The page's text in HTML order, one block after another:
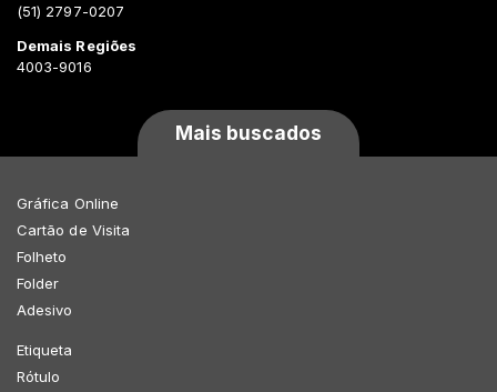
(51) 2797-0207
Demais Regiões
4003-9016
Mais buscados
Gráfica Online
Cartão de Visita
Folheto
Folder
Adesivo
Etiqueta
Rótulo